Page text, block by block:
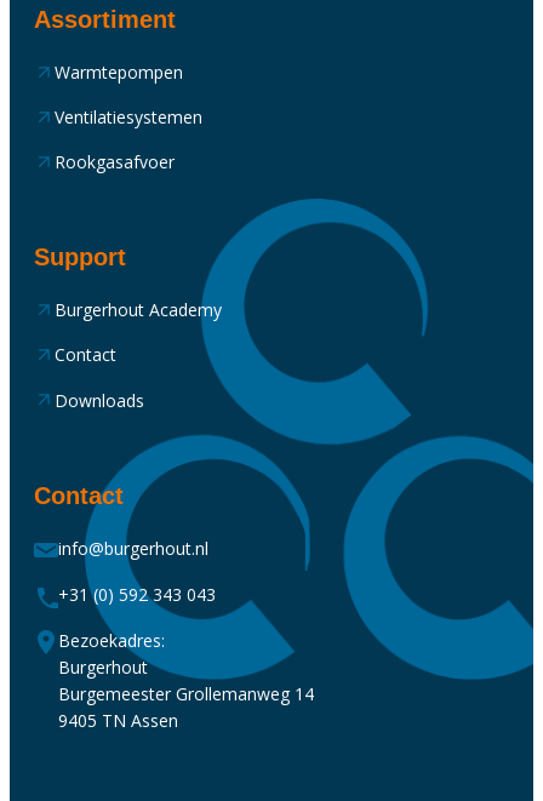
Assortiment
Warmtepompen
Ventilatiesystemen
Rookgasafvoer
Support
Burgerhout Academy
Contact
Downloads
Contact
info@burgerhout.nl
+31 (0) 592 343 043
Bezoekadres:
Burgerhout
Burgemeester Grollemanweg 14
9405 TN Assen